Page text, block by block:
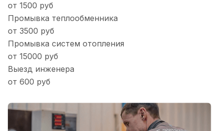
от 1500 руб
Промывка теплообменника
от 3500 руб
Промывка систем отопления
от 15000 руб
Выезд инженера
от 600 руб